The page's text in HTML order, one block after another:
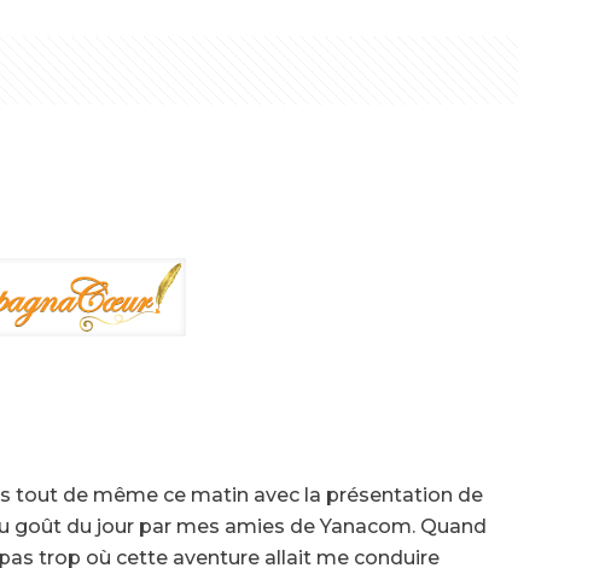
tout de même ce matin avec la présentation de
du jour par mes amies de Yanacom. Quand
trop où cette aventure allait me conduire